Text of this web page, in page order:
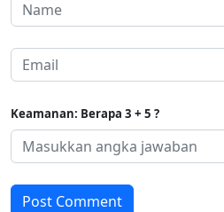
Keamanan: Berapa 3 + 5 ?
Post Comment